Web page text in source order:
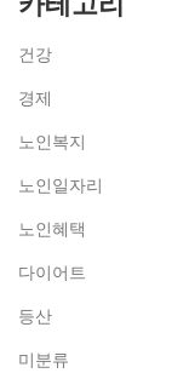
건강
경제
노인복지
노인일자리
노인혜택
다이어트
등산
미분류